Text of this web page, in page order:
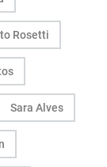
Rosetti
Sara Alves